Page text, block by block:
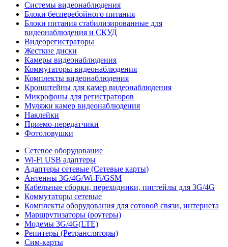
Системы видеонаблюдения
Блоки бесперебойного питания
Блоки питания стабилизированные для
видеонаблюдения и СКУД
Видеорегистраторы
Жесткие диски
Камеры видеонаблюдения
Коммутаторы видеонаблюдения
Комплекты видеонаблюдения
Кронштейны для камер видеонаблюдения
Микрофоны для регистраторов
Муляжи камер видеонаблюдения
Наклейки
Приемо-передатчики
Фотоловушки
Сетевое оборудование
Wi-Fi USB адаптеры
Адаптеры сетевые (Сетевые карты)
Антенны 3G/4G/Wi-Fi/GSM
Кабельные сборки, переходники, пигтейлы для 3G/4G
Коммутаторы сетевые
Комплекты оборудования для сотовой связи, интернета
Маршрутизаторы (роутеры)
Модемы 3G/4G(LTE)
Репитеры (Ретрансляторы)
Сим-карты